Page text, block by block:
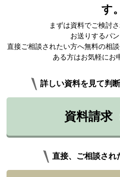
す。
まずは資料でご検討
お送りするパン
直接ご相談されたい方へ無料の相
ある方はお気軽にお
詳しい資料を見て判
資料請求
直接、ご相談され